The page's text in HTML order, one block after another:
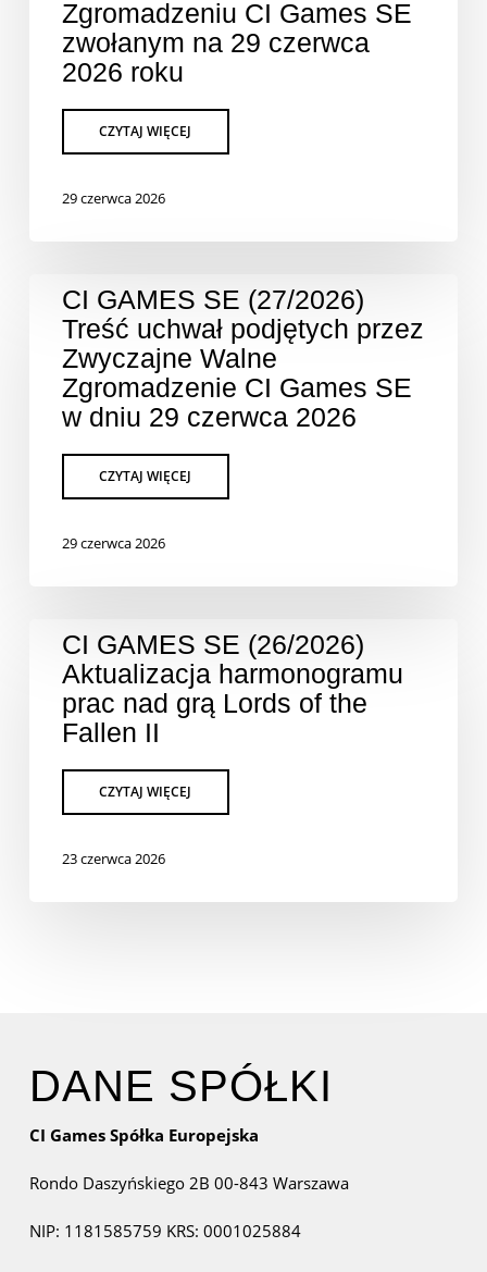
Zgromadzeniu CI Games SE
zwołanym na 29 czerwca
2026 roku
29 czerwca 2026
CI GAMES SE (27/2026)
Treść uchwał podjętych przez
Zwyczajne Walne
Zgromadzenie CI Games SE
w dniu 29 czerwca 2026
29 czerwca 2026
CI GAMES SE (26/2026)
Aktualizacja harmonogramu
prac nad grą Lords of the
Fallen II
23 czerwca 2026
DANE SPÓŁKI
CI Games Spółka Europejska
Rondo Daszyńskiego 2B 00-843 Warszawa
NIP: 1181585759 KRS: 0001025884